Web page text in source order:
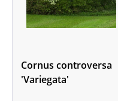
Cornus controversa
'Variegata'